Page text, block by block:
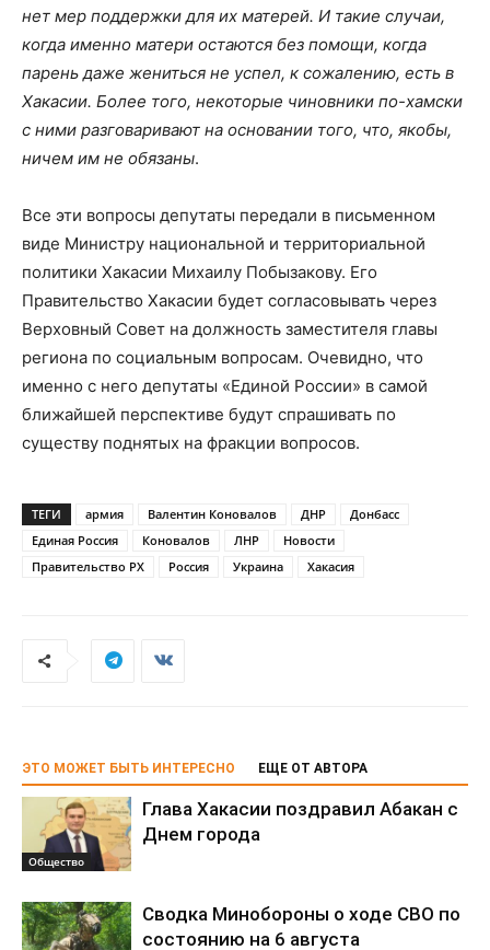
нет мер поддержки для их матерей. И такие случаи,
когда именно матери остаются без помощи, когда
парень даже жениться не успел, к сожалению, есть в
Хакасии. Более того, некоторые чиновники по-хамски
с ними разговаривают на основании того, что, якобы,
ничем им не обязаны.
Все эти вопросы депутаты передали в письменном
виде Министру национальной и территориальной
политики Хакасии Михаилу Побызакову. Его
Правительство Хакасии будет согласовывать через
Верховный Совет на должность заместителя главы
региона по социальным вопросам. Очевидно, что
именно с него депутаты «Единой России» в самой
ближайшей перспективе будут спрашивать по
существу поднятых на фракции вопросов.
ТЕГИ армия Валентин Коновалов ДНР
Донбасс
Единая Россия
Коновалов ЛНР
Новости
Правительство РХ
Россия Украина Хакасия
ЭТО МОЖЕТ БЫТЬ ИНТЕРЕСНО ЕЩЕ ОТ АВТОРА
Общество
Глава Хакасии поздравил Абакан с
Днем города
Сводка Минобороны о ходе СВО по
состоянию на 6 августа